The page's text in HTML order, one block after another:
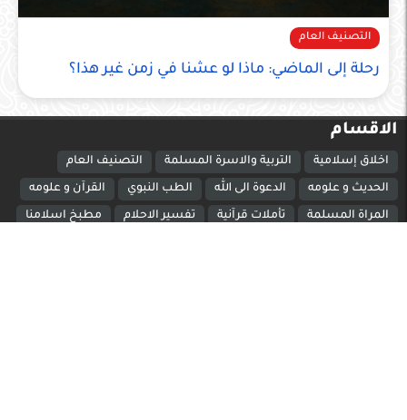
التصنيف العام
رحلة إلى الماضي: ماذا لو عشنا في زمن غير هذا؟
الاقسام
اخلاق إسلامية التربية والاسرة المسلمة التصنيف العام
الحديث و علومه الدعوة الى الله الطب النبوي القرآن و علومه
المراة المسلمة تأملات قرآنية تفسير الاحلام مطبخ اسلامنا